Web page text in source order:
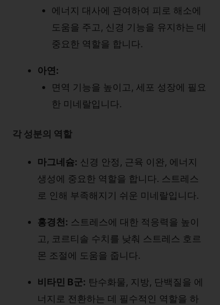
에너지 대사에 관여하여 피로 해소에
도움을 주고, 신경 기능을 유지하는 데
중요한 역할을 합니다.
아연:
면역 기능을 높이고, 세포 성장에 필요
한 미네랄입니다.
각 성분의 역할
마그네슘: 신경 안정, 근육 이완, 에너지
생성에 중요한 역할을 합니다. 스트레스
로 인해 부족해지기 쉬운 미네랄입니다.
홍경천: 스트레스에 대한 적응력을 높이
고, 코르티솔 수치를 낮춰 스트레스 호르
몬 조절에 도움을 줍니다.
비타민 B군: 탄수화물, 지방, 단백질을 에
너지로 전환하는 데 필수적인 역할을 하